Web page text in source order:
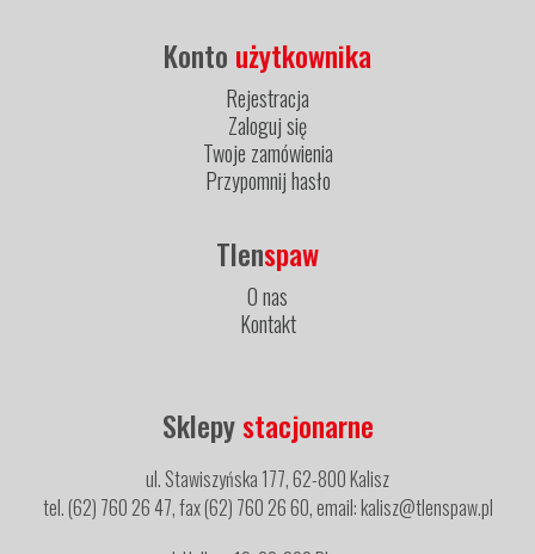
Konto użytkownika
Rejestracja
Zaloguj się
Twoje zamówienia
Przypomnij hasło
Tlenspaw
O nas
Kontakt
Sklepystacjonarne
ul. Stawiszyńska 177, 62-800 Kalisz
tel. (62) 760 26 47, fax (62) 760 26 60, email: kalisz@tlenspaw.pl